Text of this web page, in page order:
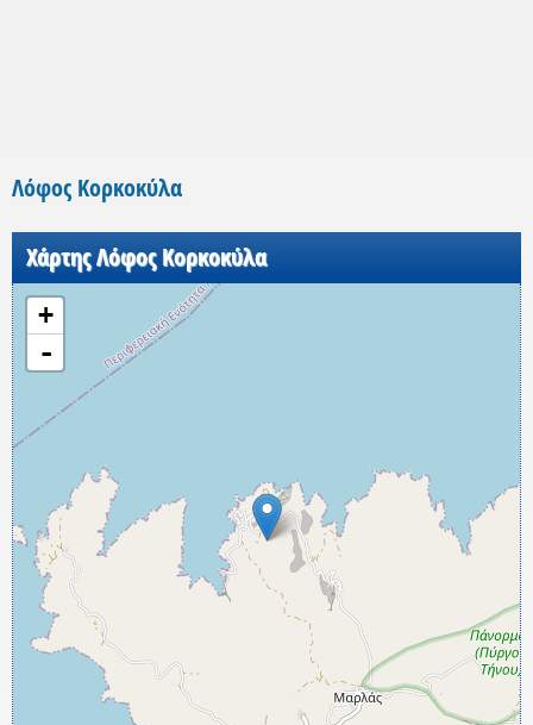
Λόφος Κορκοκύλα
Χάρτης Λόφος Κορκοκύλα
+
-